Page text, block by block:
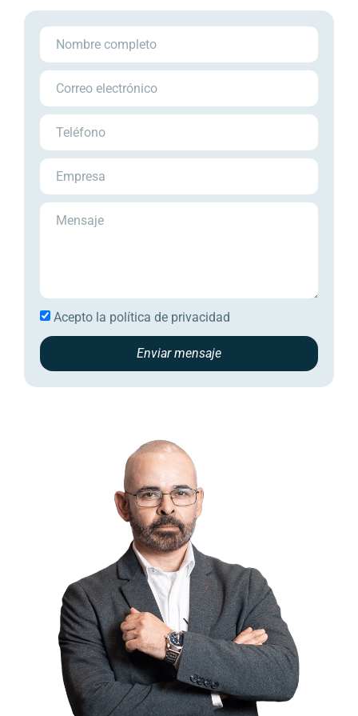
Acepto la política de privacidad
Enviar mensaje